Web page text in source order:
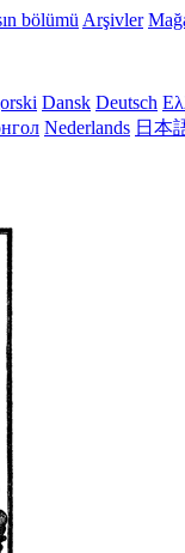
bölümü Arşivler
Dansk Deutsch
Nederlands 日本